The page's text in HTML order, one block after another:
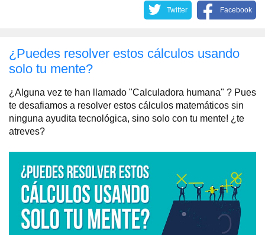
Twitter Facebook
¿Puedes resolver estos cálculos usando
solo tu mente?
¿Alguna vez te han llamado "Calculadora humana" ? Pues
te desafiamos a resolver estos cálculos matemáticos sin
ninguna ayudita tecnológica, sino solo con tu mente! ¿te
atreves?